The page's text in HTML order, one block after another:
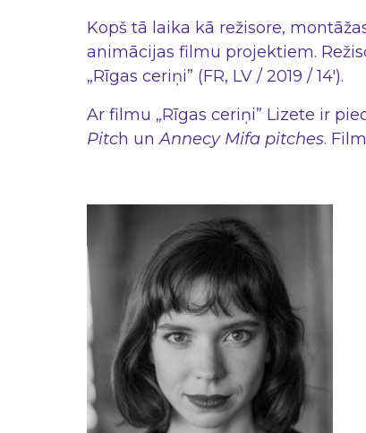
Kopš tā laika kā režisore,
animācijas filmu projektiem.
„Rīgas ceriņi” (FR, LV / 2019 / 14').
Ar filmu „Rīgas ceriņi” Lizete ir
Pitch unAnnecy Mifa pitches.